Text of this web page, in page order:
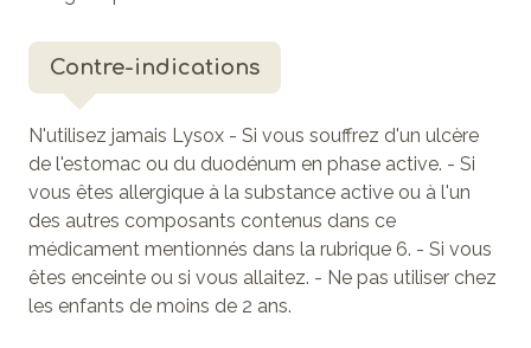
Contre-indications
N'utilisez jamais Lysox - Si vous souffrez d'un ulcère
de l'estomac ou du duodénum en phase active. - Si
vous êtes allergique à la substance active ou à l'un
des autres composants contenus dans ce
médicament mentionnés dans la rubrique 6. - Si vous
êtes enceinte ou si vous allaitez. - Ne pas utiliser chez
les enfants de moins de 2 ans.